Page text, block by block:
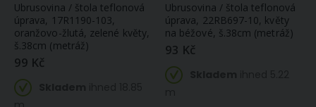
Ubrusovina / štola teflonová
úprava, 17R1190-103,
oranžovo-žlutá, zelené květy,
š.38cm (metráž)
99 Kč
Ubrusovina / štola teflonová
úprava, 22RB697-10, květy
na béžové, š.38cm (metráž)
93 Kč